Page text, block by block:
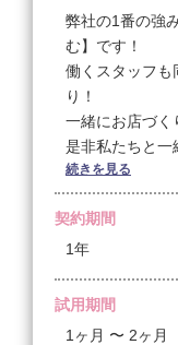
弊社の1番の強
む】です！
働くスタッフも
り！
一緒にお店づく
是非私たちと一
募集要項
続きを見る
契約期間
1年
試用期間
1ヶ月 〜 2ヶ月